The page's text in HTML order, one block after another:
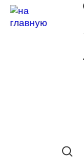
Оправа
RUSSO
в наличии
конкретном